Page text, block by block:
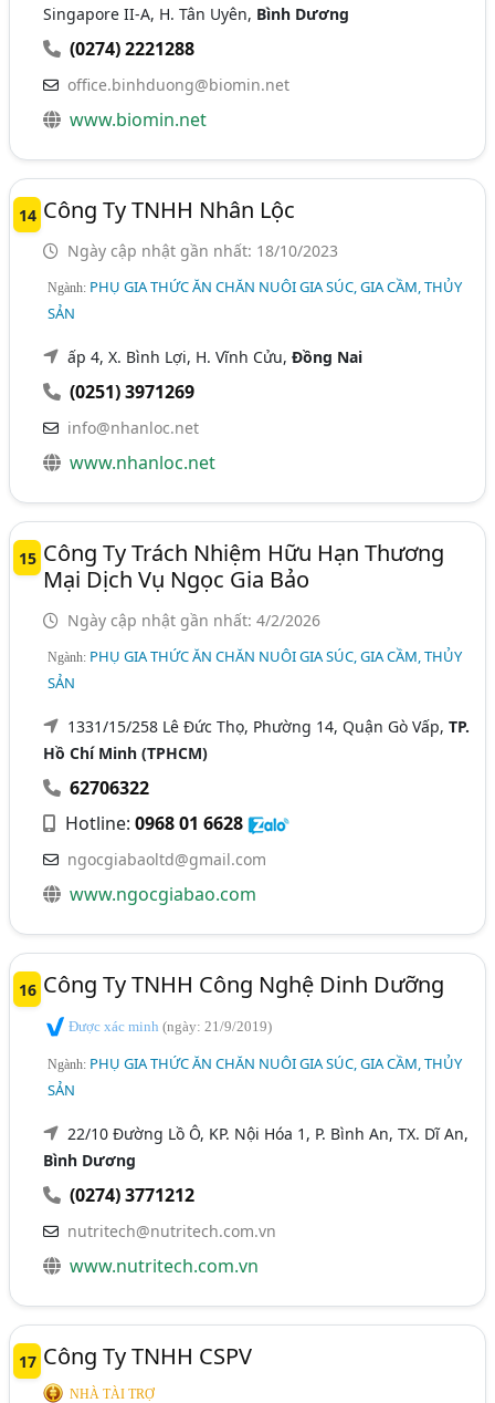
Singapore II-A, H. Tân Uyên, Bình Dương
(0274) 2221288
office.binhduong@biomin.net
www.biomin.net
14 Công Ty TNHH Nhân Lộc
Ngày cập nhật gần nhất: 18/10/2023
Ngành: PHỤ GIA THỨC ĂN CHĂN NUÔI GIA SÚC, GIA CẦM, THỦY
SẢN
ấp 4, X. Bình Lợi, H. Vĩnh Cửu,Đồng Nai
(0251) 3971269
info@nhanloc.net
www.nhanloc.net
15 Công Ty Trách Nhiệm Hữu Hạn Thương
Mại Dịch Vụ Ngọc Gia Bảo
Ngày cập nhật gần nhất: 4/2/2026
Ngành: PHỤ GIA THỨC ĂN CHĂN NUÔI GIA SÚC, GIA CẦM, THỦY
SẢN
1331/15/258 Lê Đức Thọ, Phường 14, Quận Gò Vấp,TP.
Hồ Chí Minh (TPHCM)
62706322
Hotline:0968 01 6628
ngocgiabaoltd@gmail.com
www.ngocgiabao.com
16 Công Ty TNHH Công Nghệ Dinh Dưỡng
Được xác minh(ngày: 21/9/2019)
Ngành: PHỤ GIA THỨC ĂN CHĂN NUÔI GIA SÚC, GIA CẦM, THỦY
SẢN
22/10 Đường Lồ Ô, KP. Nội Hóa 1, P. Bình An, TX. Dĩ An,
Bình Dương
(0274) 3771212
nutritech@nutritech.com.vn
www.nutritech.com.vn
17 Công Ty TNHH CSPV
NHÀ TÀI TRỢ